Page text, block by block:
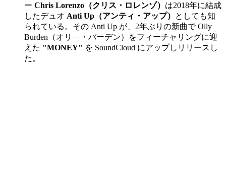
ー Chris Lorenzo（クリス・ロレンゾ） は2018年に結成
したデュオ Anti Up（アンティ・アップ）
としても知
られている。その Anti Up が、2年ぶりの新曲で Olly
Burden（オリ―・バーデン）をフィーチャリングに迎
えた "MONEY" を SoundCloud にアップしリリースし
た。